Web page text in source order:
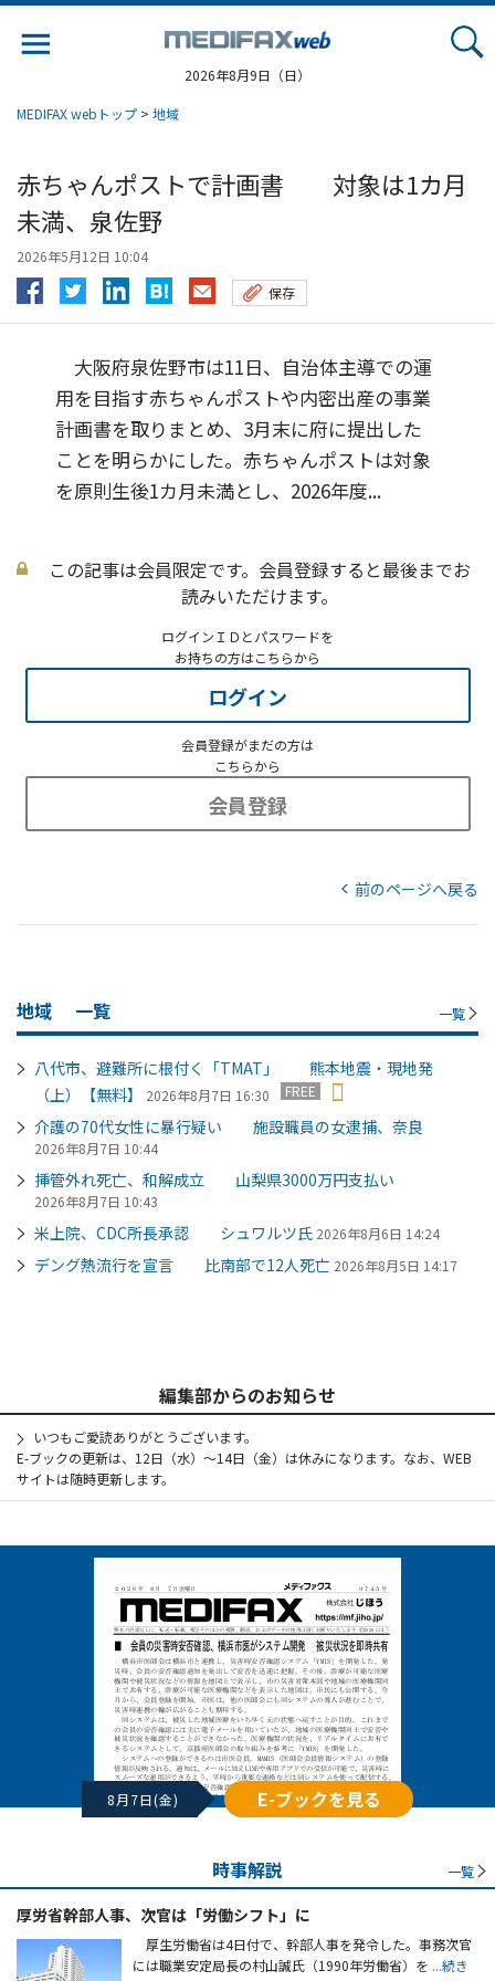
2026年8月9日（日）
MEDIFAX webトップ > 地域
赤ちゃんポストで計画書 対象は1カ月
未満、泉佐野
2026年5月12日 10:04
保存
大阪府泉佐野市は11日、自治体主導での運
用を目指す赤ちゃんポストや内密出産の事業
計画書を取りまとめ、3月末に府に提出した
ことを明らかにした。赤ちゃんポストは対象
を原則生後1カ月未満とし、2026年度...
この記事は会員限定です。会員登録すると最後までお
読みいただけます。
ログインＩＤとパスワードを
お持ちの方はこちらから
ログイン
会員登録がまだの方は
こちらから
会員登録
前のページへ戻る
地域 一覧 一覧
八代市、避難所に根付く「TMAT」 熊本地震・現地発
（上）【無料】
2026年8月7日 16:30 FREE
介護の70代女性に暴行疑い 施設職員の女逮捕、奈良
2026年8月7日 10:44
挿管外れ死亡、和解成立 山梨県3000万円支払い
2026年8月7日 10:43
米上院、CDC所長承認 シュワルツ氏 2026年8月6日 14:24
デング熱流行を宣言 比南部で12人死亡 2026年8月5日 14:17
編集部からのお知らせ
いつもご愛読ありがとうございます。
E-ブックの更新は、12日（水）～14日（金）は休みになります。なお、WEB
サイトは随時更新します。
8月7日(金) E-ブックを見る
時事解説 一覧
厚労省幹部人事、次官は「労働シフト」に
厚生労働省は4日付で、幹部人事を発令した。事務次官
には職業安定局長の村山誠氏（1990年労働省）を ...続き